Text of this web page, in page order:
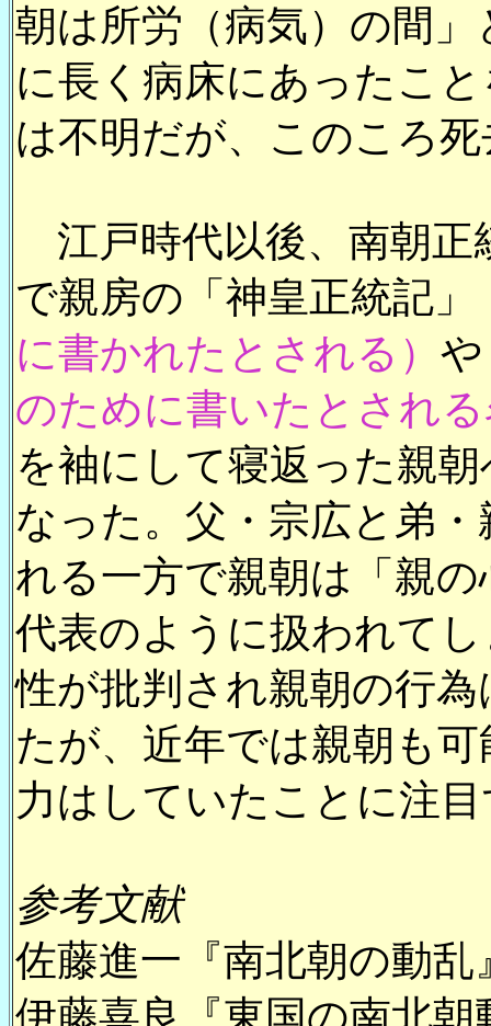
朝は所労（病気）の間
に長く病床にあったこ
は不明だが、このころ
江戸時代以後、南朝正
で親房の「神皇正統記」
に書かれたとされる）
のために書いたとされ
を袖にして寝返った親
なった。父・宗広と弟
れる一方で親朝は「親
代表のように扱われて
性が批判され親朝の行
たが、近年では親朝も
力はしていたことに注
参考文献
佐藤進一『南北朝の動乱
伊藤喜良『東国の南北